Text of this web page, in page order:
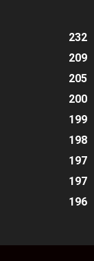
232
209
205
200
199
198
197
197
196